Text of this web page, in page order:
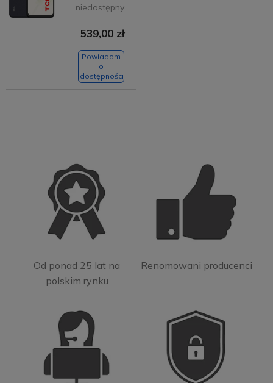
niedostępny
539,00 zł
Powiadom
o
dostępności
Od ponad 25 lat na
polskim rynku
Renomowani producenci